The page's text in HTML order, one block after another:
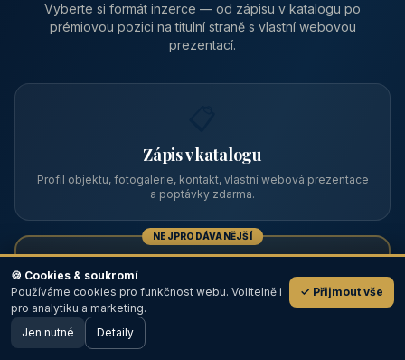
Vyberte si formát inzerce — od zápisu v katalogu po
prémiovou pozici na titulní straně s vlastní webovou
prezentací.
Zápis v katalogu
Profil objektu, fotogalerie, kontakt, vlastní webová prezentace
a poptávky zdarma.
NEJPRODÁVANĚJŠÍ
Prémiový partner
TOP pozice na titulce, přednost ve výpisech, zlatý odznak a
💬
🖥️ Desktop verze
🍪 Cookies & soukromí
Používáme cookies pro funkčnost webu. Volitelně i
pro analytiku a marketing.
✓ Přijmout vše
Jen nutné Detaily